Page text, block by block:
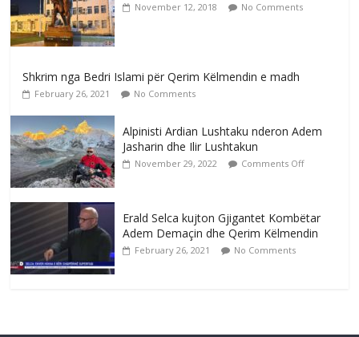
November 12, 2018 No Comments
Shkrim nga Bedri Islami për Qerim Këlmendin e madh
February 26, 2021 No Comments
Alpinisti Ardian Lushtaku nderon Adem
Jasharin dhe Ilir Lushtakun
November 29, 2022 Comments Off
Erald Selca kujton Gjigantet Kombëtar
Adem Demaçin dhe Qerim Këlmendin
February 26, 2021 No Comments